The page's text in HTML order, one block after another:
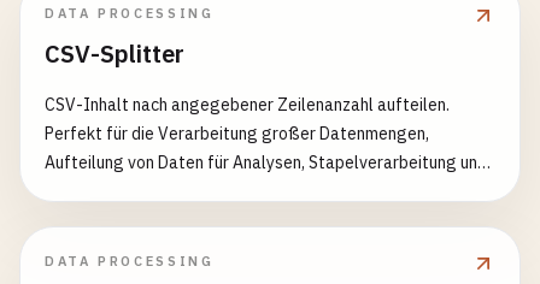
DATA PROCESSING
CSV-Splitter
CSV-Inhalt nach angegebener Zeilenanzahl aufteilen.
Perfekt für die Verarbeitung großer Datenmengen,
Aufteilung von Daten für Analysen, Stapelverarbeitung und
DATA PROCESSING